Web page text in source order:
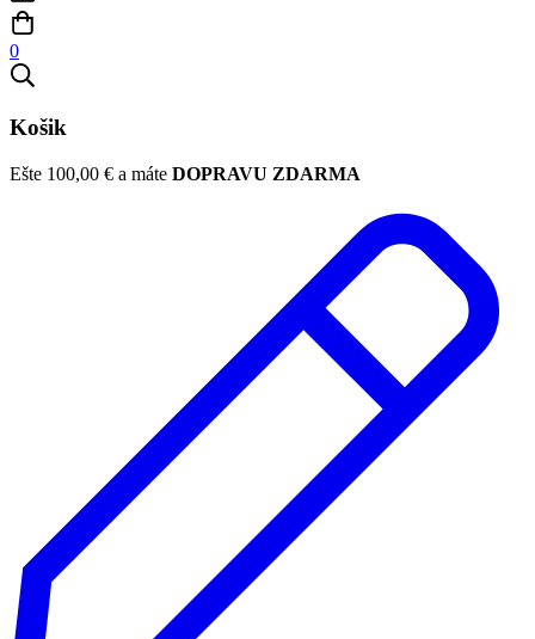
0
Košik
Ešte 100,00 € a máte DOPRAVU ZDARMA